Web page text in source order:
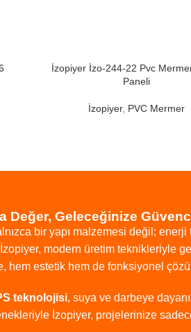
İzopiyer İzo-244-22 Pvc
Paneli
İzopiyer, PVC Mermer
Değer, Geleceğinize
bir yapı malzemesi değil; enerji
İzopiyer, modern üretim teknikleriyle
hem estetik hem de fonksiyonel
teknolojisi, suya ve darbeye
İzopiyer, projelerinize